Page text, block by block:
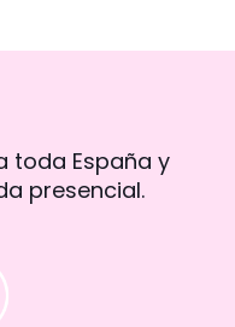
toda España y
presencial.